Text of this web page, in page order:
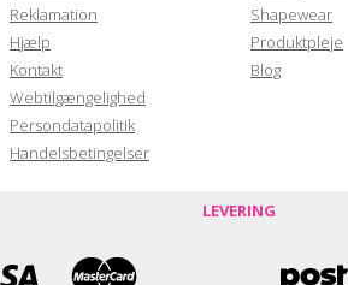
Reklamation
Hjælp
Kontakt
Webtilgængelighed
Persondatapolitik
Handelsbetingelser
Shapewear
Produktpleje
Blog
LEVERING